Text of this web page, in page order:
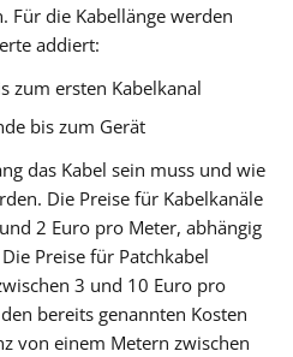
Für die Kabellänge werden
addiert:
zum ersten Kabelkanal
bis zum Gerät
das Kabel sein muss und wie
Die Preise für Kabelkanäle
2 Euro pro Meter, abhängig
Preise für Patchkabel
3 und 10 Euro pro
bereits genannten Kosten
von einem Metern zwischen